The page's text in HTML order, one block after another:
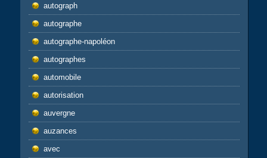
autograph
autographe
autographe-napoléon
autographes
automobile
autorisation
auvergne
auzances
avec